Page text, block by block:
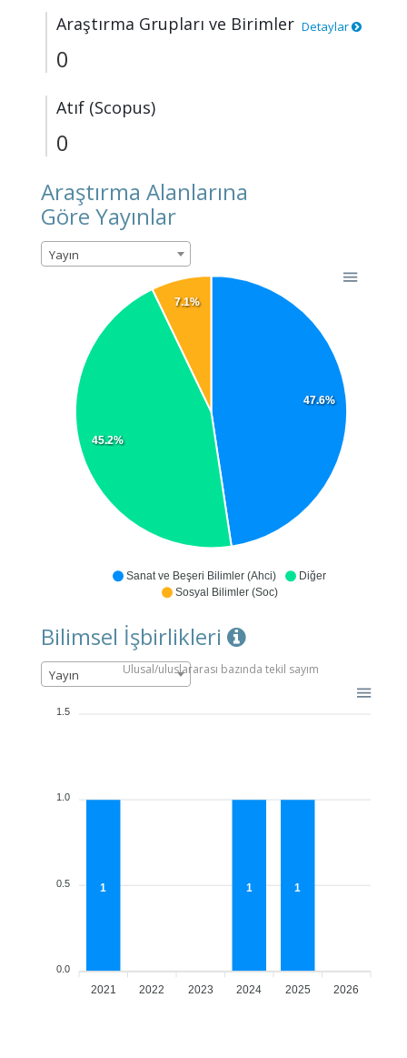
Araştırma Grupları ve Birimler Detaylar
0
Atıf (Scopus)
0
Araştırma Alanlarına
Göre Yayınlar
Yayın
Sanat ve Beşeri Bilimler (Ahci)
Diğer
Sosyal Bilimler (Soc)
47.6%
45.2%
7.1%
Bilimsel İşbirlikleri
Yayın Ulusal/uluslararası bazında tekil sayım
2021 2022 2023 2024 2025 2026
1 1 1
1.5
1.0
0.5
0.0